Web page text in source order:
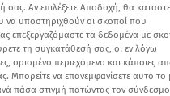
Αν επιλέξετε Αποδοχή, θα
να υποστηριχθούν οι σκοποί που
επεξεργαζόμαστε τα δεδομένα με
τη συγκατάθεσή σας, οι εν λόγω
ορισμένο περιεχόμενο και κάποιες
Μπορείτε να επανεμφανίσετε αυτό το
πάσα στιγμή πατώντας τον σύνδεσμο